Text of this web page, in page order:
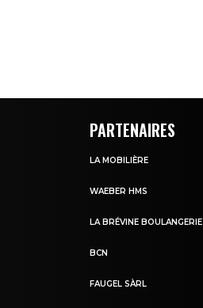
PARTENAIRES
LA MOBILIÈRE
WAEBER HMS
LA BRÉVINE BOULANGERIE
BCN
FAUGEL SÀRL